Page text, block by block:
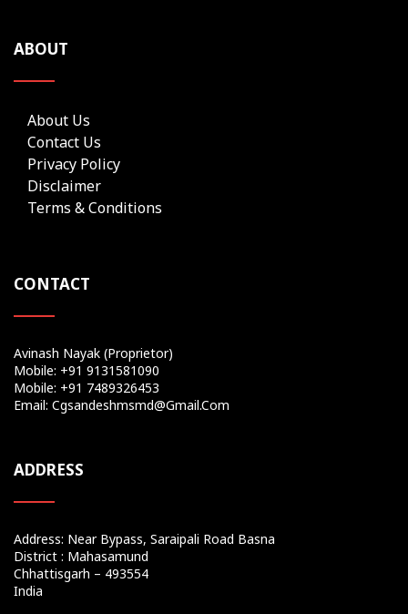
ABOUT
About Us
Contact Us
Privacy Policy
Disclaimer
Terms & Conditions
CONTACT
Avinash Nayak (Proprietor)
Mobile: +91 9131581090
Mobile: +91 7489326453
Email: Cgsandeshmsmd@gmail.com
ADDRESS
Address: Near Bypass, Saraipali Road Basna
District : Mahasamund
Chhattisgarh – 493554
India